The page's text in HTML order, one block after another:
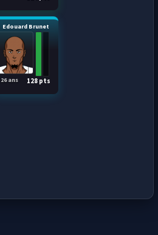
Edouard Brunet
128 pts
26 ans